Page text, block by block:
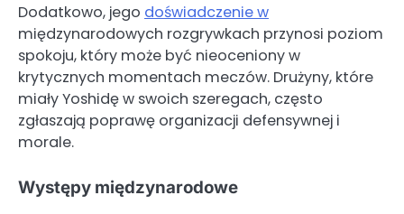
Dodatkowo, jego doświadczenie w
międzynarodowych rozgrywkach przynosi poziom
spokoju, który może być nieoceniony w
krytycznych momentach meczów. Drużyny, które
miały Yoshidę w swoich szeregach, często
zgłaszają poprawę organizacji defensywnej i
morale.
Występy międzynarodowe